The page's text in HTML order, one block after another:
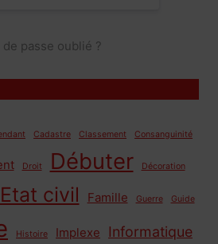
de passe oublié ?
Cadastre Classement Consanguinité
Droit Débuter Décoration
Etat civil Famille Guerre Guide
Histoire Implexe Informatique